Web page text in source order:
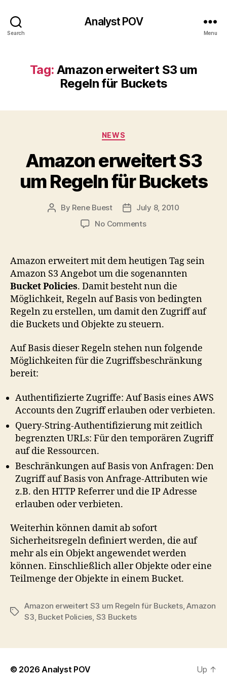
Search
Analyst POV
Menu
Tag: Amazon erweitert S3 um
Regeln für Buckets
Categories
NEWS
Amazon erweitert S3
um Regeln für Buckets
Post
By Rene Buest
PostJuly 8, 2010
No Commentson
S3
um
Regeln
für
Buckets
Amazon erweitert mit dem heutigen Tag sein
Amazon S3 Angebot um die sogenannten
Bucket Policies. Damit besteht nun die
Möglichkeit, Regeln auf Basis von bedingten
Regeln zu erstellen, um damit den Zugriff auf
die Buckets und Objekte zu steuern.
Auf Basis dieser Regeln stehen nun folgende
Möglichkeiten für die Zugriffsbeschränkung
bereit:
Authentifizierte Zugriffe: Auf Basis eines AWS
Accounts den Zugriff erlauben oder verbieten.
Query-String-Authentifizierung mit zeitlich
begrenzten URLs: Für den temporären Zugriff
auf die Ressourcen.
Beschränkungen auf Basis von Anfragen: Den
Zugriff auf Basis von Anfrage-Attributen wie
z.B. den HTTP Referrer und die IP Adresse
erlauben oder verbieten.
Weiterhin können damit ab sofort
Sicherheitsregeln definiert werden, die auf
mehr als ein Objekt angewendet werden
können. Einschließlich aller Objekte oder eine
Teilmenge der Objekte in einem Bucket.
Tags
Amazon erweitert S3 um Regeln für Buckets,Amazon
S3, Bucket Policies, S3 Buckets
© 2026Analyst POV Up ↑